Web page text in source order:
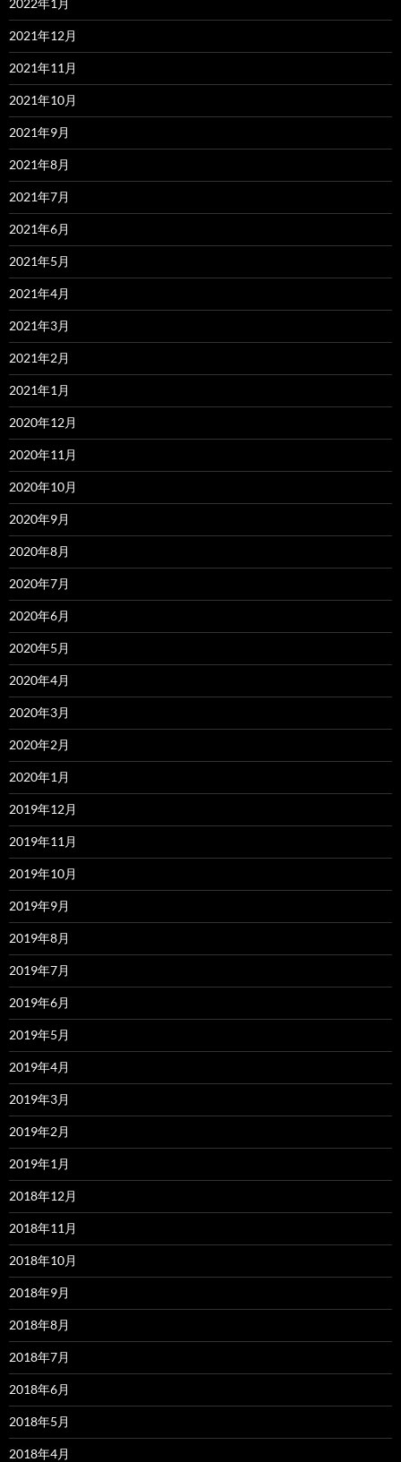
2022年1月
2021年12月
2021年11月
2021年10月
2021年9月
2021年8月
2021年7月
2021年6月
2021年5月
2021年4月
2021年3月
2021年2月
2021年1月
2020年12月
2020年11月
2020年10月
2020年9月
2020年8月
2020年7月
2020年6月
2020年5月
2020年4月
2020年3月
2020年2月
2020年1月
2019年12月
2019年11月
2019年10月
2019年9月
2019年8月
2019年7月
2019年6月
2019年5月
2019年4月
2019年3月
2019年2月
2019年1月
2018年12月
2018年11月
2018年10月
2018年9月
2018年8月
2018年7月
2018年6月
2018年5月
2018年4月